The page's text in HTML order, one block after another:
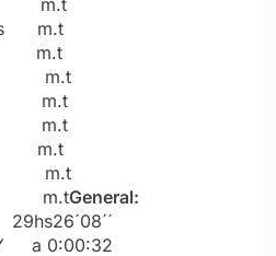
m.t
m.t
m.t
m.t
m.t
m.t
m.t
m.tGeneral:
a 0:00:32